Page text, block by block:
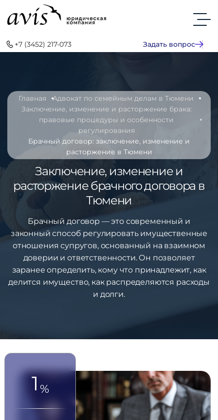
+7 (3452) 217-073 Задать вопрос
Главная
Адвокат по семейным делам в Тюмени
Заключение, изменение и расторжение брака:
правовые процедуры и особенности
регулирования
Брачный договор: заключение, изменение и
расторжение в Тюмени
Заключение, изменение и
расторжение брачного договора в
Тюмени
Брачный договор — это современный и
законный способ регулировать имущественные
отношения супругов, основанный на взаимном
доверии и ответственности. Он позволяет
заранее определить, кому что принадлежит, как
делится имущество, как распределяются расходы
и долги.
1 %